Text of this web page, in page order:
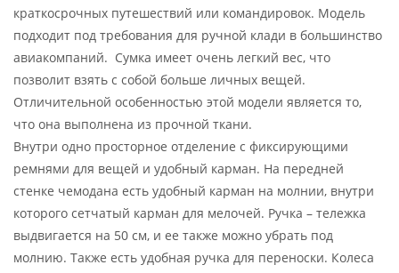
краткосрочных путешествий или командировок. Модель
подходит под требования для ручной клади в большинство
авиакомпаний. Сумка имеет очень легкий вес, что
позволит взять с собой больше личных вещей.
Отличительной особенностью этой модели является то,
что она выполнена из прочной ткани.
Внутри одно просторное отделение с фиксирующими
ремнями для вещей и удобный карман. На передней
стенке чемодана есть удобный карман на молнии, внутри
которого сетчатый карман для мелочей. Ручка – тележка
выдвигается на 50 см, и ее также можно убрать под
молнию. Также есть удобная ручка для переноски. Колеса